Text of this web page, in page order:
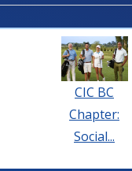
CIC BC
Chapter:
Social...